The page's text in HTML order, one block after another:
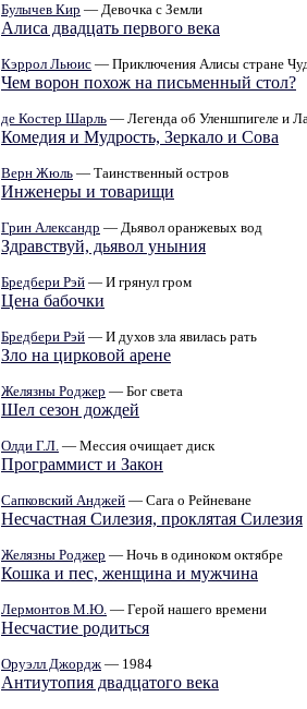
Булычев Кир — Девочка с Земли
Алиса двадцать первого века
Кэррол Льюис — Приключения Алисы стране
Чем ворон похож на письменный стол?
де Костер Шарль — Легенда об Уленшпигеле и
Комедия и Мудрость, Зеркало и Сова
Верн Жюль — Таинственный остров
Инженеры и товарищи
Грин Александр — Дьявол оранжевых вод
Здравствуй, дьявол уныния
Бредбери Рэй — И грянул гром
Цена бабочки
Бредбери Рэй — И духов зла явилась рать
Зло на цирковой арене
Желязны Роджер — Бог света
Шел сезон дождей
Олди Г.Л. — Мессия очищает диск
Программист и Закон
Сапковский Анджей — Сага о Рейневане
Несчастная Силезия, проклятая Силезия
Желязны Роджер — Ночь в одиноком октябре
Кошка и пес, женщина и мужчина
Лермонтов М.Ю. — Герой нашего времени
Несчастие родиться
Оруэлл Джордж — 1984
Антиутопия двадцатого века